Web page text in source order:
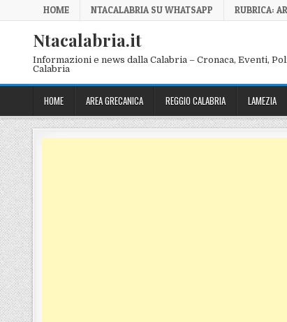
Skip to content
HOME NTACALABRIA SU WHATSAPP RUBRICA:
Ntacalabria.it
Informazioni e news dalla Calabria – Cronaca, Eventi,
Calabria
HOME AREA GRECANICA REGGIO CALABRIA LAMEZIA